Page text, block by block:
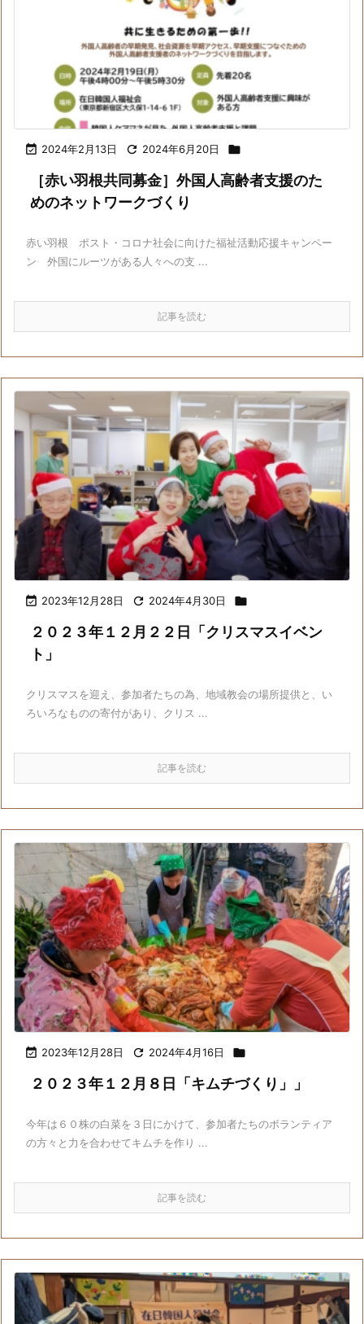
 2024年2月13日  2024年6月20日 
［赤い羽根共同募金］外国人高齢者支援のた
めのネットワークづくり
赤い羽根 ポスト・コロナ社会に向けた福祉活動応援キャンペー
ン 外国にルーツがある人々への支 ...
記事を読む
 2023年12月28日  2024年4月30日 
２０２３年１２月２２日「クリスマスイベン
ト」
クリスマスを迎え、参加者たちの為、地域教会の場所提供と、い
ろいろなものの寄付があり、クリス ...
記事を読む
 2023年12月28日  2024年4月16日 
２０２３年１２月８日「キムチづくり」」
今年は６０株の白菜を３日にかけて、参加者たちのボランティア
の方々と力を合わせてキムチを作り ...
記事を読む